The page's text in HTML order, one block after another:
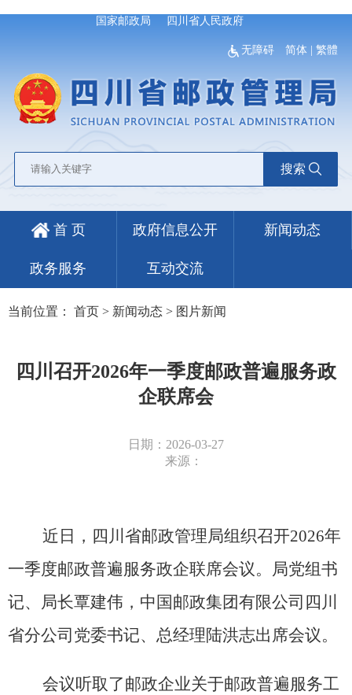
国家邮政局 四川省人民政府
无障碍 简体 |繁體
搜索
首 页 政府信息公开 新闻动态
政务服务 互动交流
当前位置： 首页 > 新闻动态 > 图片新闻
四川召开2026年一季度邮政普遍服务政
企联席会
日期：2026-03-27
来源：
近日，四川省邮政管理局组织召开2026年
一季度邮政普遍服务政企联席会议。局党组书
记、局长覃建伟，中国邮政集团有限公司四川
省分公司党委书记、总经理陆洪志出席会议。
会议听取了邮政企业关于邮政普遍服务工